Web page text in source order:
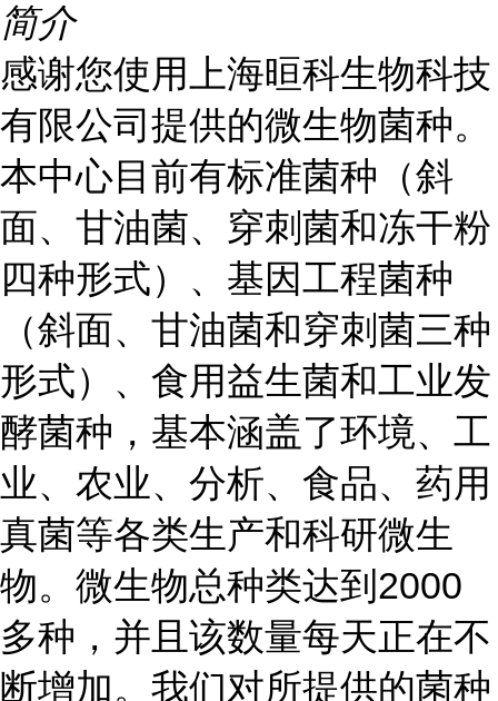
简介
感谢您使用上海晅科生物科技
有限公司提供的微生物菌种。
本中心目前有标准菌种（斜
面、甘油菌、穿刺菌和冻干粉
四种形式）、基因工程菌种
（斜面、甘油菌和穿刺菌三种
形式）、食用益生菌和工业发
酵菌种，基本涵盖了环境、工
业、农业、分析、食品、药用
真菌等各类生产和科研微生
物。微生物总种类达到2000
多种，并且该数量每天正在不
断增加。我们对所提供的菌种